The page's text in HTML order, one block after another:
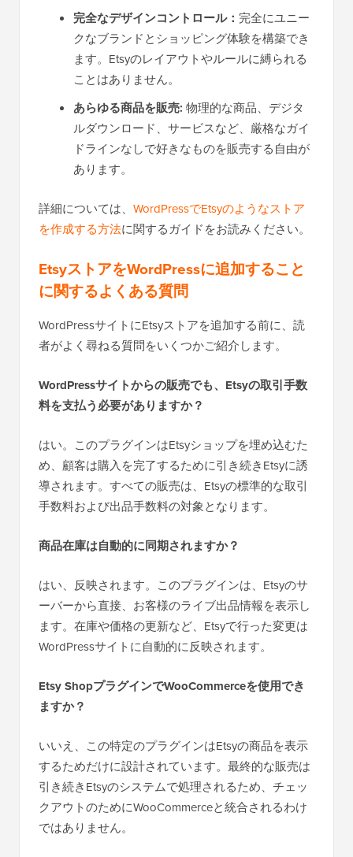
完全なデザインコントロール： 完全にユニー
クなブランドとショッピング体験を構築でき
ます。Etsyのレイアウトやルールに縛られる
ことはありません。
あらゆる商品を販売: 物理的な商品、デジタ
ルダウンロード、サービスなど、厳格なガイ
ドラインなしで好きなものを販売する自由が
あります。
詳細については、 WordPressでEtsyのようなストア
を作成する方法に関するガイドをお読みください。
EtsyストアをWordPressに追加すること
に関するよくある質問
WordPressサイトにEtsyストアを追加する前に、読
者がよく尋ねる質問をいくつかご紹介します。
WordPressサイトからの販売でも、Etsyの取引手数
料を支払う必要がありますか？
はい。このプラグインはEtsyショップを埋め込むた
め、顧客は購入を完了するために引き続きEtsyに誘
導されます。すべての販売は、Etsyの標準的な取引
手数料および出品手数料の対象となります。
商品在庫は自動的に同期されますか？
はい、反映されます。このプラグインは、Etsyのサ
ーバーから直接、お客様のライブ出品情報を表示し
ます。在庫や価格の更新など、Etsyで行った変更は
WordPressサイトに自動的に反映されます。
Etsy ShopプラグインでWooCommerceを使用でき
ますか？
いいえ、この特定のプラグインはEtsyの商品を表示
するためだけに設計されています。最終的な販売は
引き続きEtsyのシステムで処理されるため、チェッ
クアウトのためにWooCommerceと統合されるわけ
ではありません。